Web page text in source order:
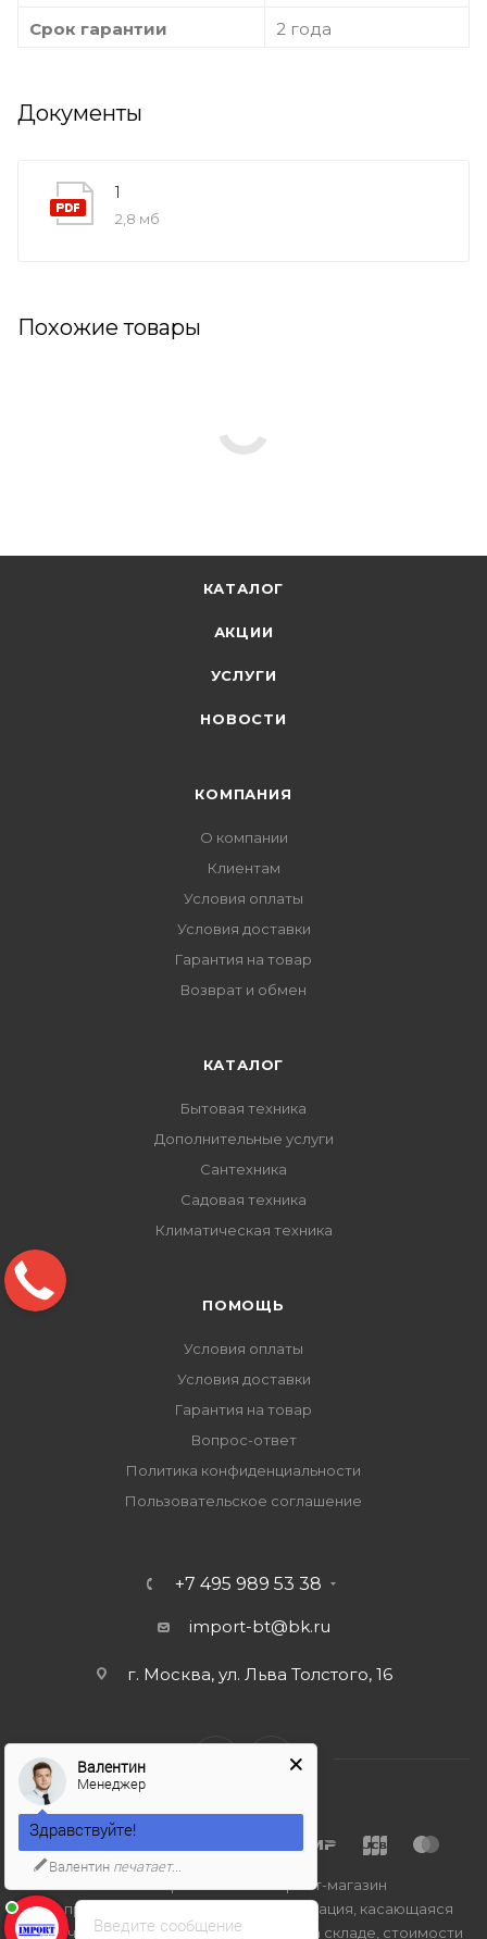
Срок гарантии 2 года
Документы
1
2,8 мб
Похожие товары
КАТАЛОГ
АКЦИИ
УСЛУГИ
НОВОСТИ
КОМПАНИЯ
О компании
Клиентам
Условия оплаты
Условия доставки
Гарантия на товар
Возврат и обмен
КАТАЛОГ
Бытовая техника
Дополнительные услуги
Сантехника
Садовая техника
Климатическая техника
ПОМОЩЬ
Условия оплаты
Условия доставки
Гарантия на товар
Вопрос-ответ
Политика конфиденциальности
Пользовательское соглашение
+7 495 989 53 38
import-bt@bk.ru
г. Москва, ул. Льва Толстого, 16
2026 © Import-bt.ru - интернет-магазин
Вся представленная на сайте информация, касающаяся
технических характеристик, наличия на складе, стоимости
Введите сообщение
Валентин
Менеджер
Здравствуйте!
Валентин печатает...